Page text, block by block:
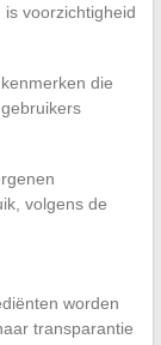
voorzichtigheid
die
volgens de
worden
transparantie